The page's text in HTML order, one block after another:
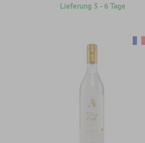
Lieferung 5 - 6 Tage